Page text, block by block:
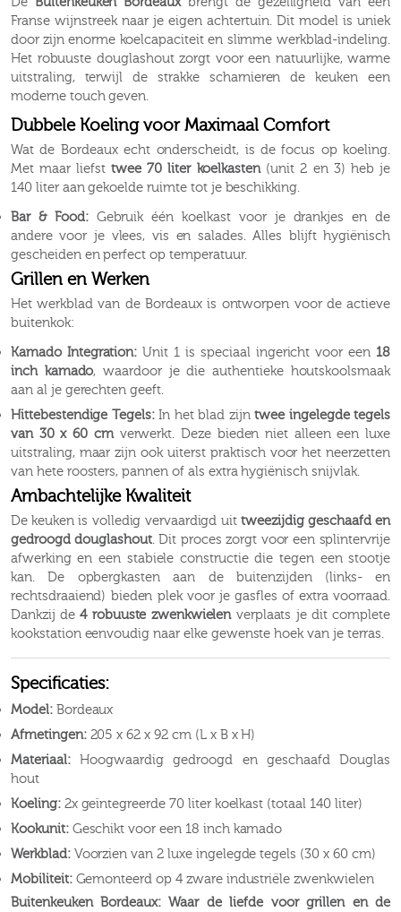
Franse wijnstreek naar je eigen achtertuin. Dit model is uniek
door zijn enorme koelcapaciteit en slimme werkblad-indeling.
Het robuuste douglashout zorgt voor een natuurlijke, warme
uitstraling, terwijl de strakke scharnieren de keuken een
moderne touch geven.
Dubbele Koeling voor Maximaal Comfort
Wat de Bordeaux echt onderscheidt, is de focus op koeling.
Met maar liefsttwee 70 liter koelkasten(unit 2 en 3) heb je
140 liter aan gekoelde ruimte tot je beschikking.
Bar & Food:Gebruik één koelkast voor je drankjes en de
andere voor je vlees, vis en salades. Alles blijft hygiënisch
gescheiden en perfect op temperatuur.
Grillen en Werken
Het werkblad van de Bordeaux is ontworpen voor de actieve
buitenkok:
Kamado Integration: Unit 1 is speciaal ingericht voor een 18
inch kamado, waardoor je die authentieke houtskoolsmaak
aan al je gerechten geeft.
Hittebestendige Tegels:In het blad zijntwee ingelegde tegels
van 30 x 60 cmverwerkt. Deze bieden niet alleen een luxe
uitstraling, maar zijn ook uiterst praktisch voor het neerzetten
van hete roosters, pannen of als extra hygiënisch snijvlak.
Ambachtelijke Kwaliteit
De keuken is volledig vervaardigd uittweezijdig geschaafd en
gedroogd douglashout. Dit proces zorgt voor een splintervrije
afwerking en een stabiele constructie die tegen een stootje
kan. De opbergkasten aan de buitenzijden (links- en
rechtsdraaiend) bieden plek voor je gasfles of extra voorraad.
Dankzij de4 robuuste zwenkwielenverplaats je dit complete
kookstation eenvoudig naar elke gewenste hoek van je terras.
Specificaties:
Model:Bordeaux
Afmetingen:205 x 62 x 92 cm (L x B x H)
Materiaal:Hoogwaardig gedroogd en geschaafd Douglas
hout
Koeling:2x geïntegreerde 70 liter koelkast (totaal 140 liter)
Kookunit:Geschikt voor een 18 inch kamado
Werkblad:Voorzien van 2 luxe ingelegde tegels (30 x 60 cm)
Mobiliteit:Gemonteerd op 4 zware industriële zwenkwielen
Buitenkeuken Bordeaux: Waar de liefde voor grillen en de